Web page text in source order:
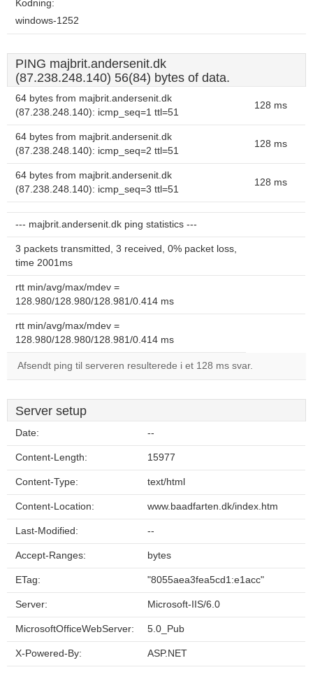
Kodning:
windows-1252
PING majbrit.andersenit.dk
(87.238.248.140) 56(84) bytes of data.
64 bytes from majbrit.andersenit.dk
(87.238.248.140): icmp_seq=1 ttl=51
128 ms
64 bytes from majbrit.andersenit.dk
(87.238.248.140): icmp_seq=2 ttl=51
128 ms
64 bytes from majbrit.andersenit.dk
(87.238.248.140): icmp_seq=3 ttl=51
128 ms
--- majbrit.andersenit.dk ping statistics ---
3 packets transmitted, 3 received, 0% packet loss,
time 2001ms
rtt min/avg/max/mdev =
128.980/128.980/128.981/0.414 ms
rtt min/avg/max/mdev =
128.980/128.980/128.981/0.414 ms
Afsendt ping til serveren resulterede i et 128 ms svar.
Server setup
Date: --
Content-Length: 15977
Content-Type: text/html
Content-Location: www.baadfarten.dk/index.htm
Last-Modified: --
Accept-Ranges: bytes
ETag: "8055aea3fea5cd1:e1acc"
Server: Microsoft-IIS/6.0
MicrosoftOfficeWebServer: 5.0_Pub
X-Powered-By: ASP.NET